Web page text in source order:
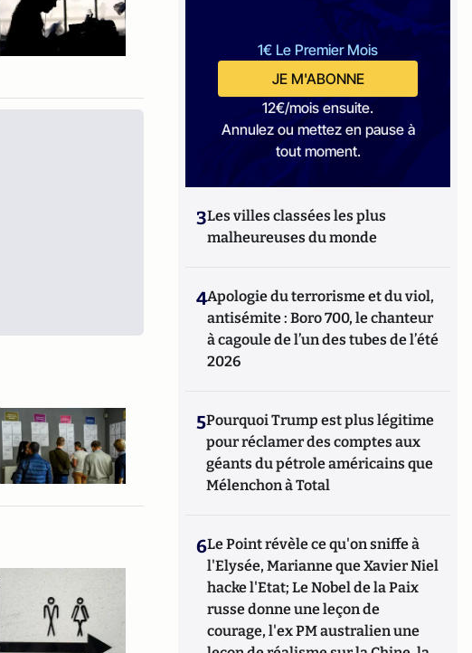
1€ Le Premier Mois
JE M'ABONNE
12€/mois ensuite.
Annulez ou mettez en pause à
tout moment.
3Les villes classées les plus
malheureuses du monde
4Apologie du terrorisme et du viol,
antisémite : Boro 700, le chanteur
à cagoule de l’un des tubes de l’été
2026
5Pourquoi Trump est plus légitime
pour réclamer des comptes aux
géants du pétrole américains que
Mélenchon à Total
6Le Point révèle ce qu'on sniffe à
l'Elysée, Marianne que Xavier Niel
hacke l'Etat; Le Nobel de la Paix
russe donne une leçon de
courage, l'ex PM australien une